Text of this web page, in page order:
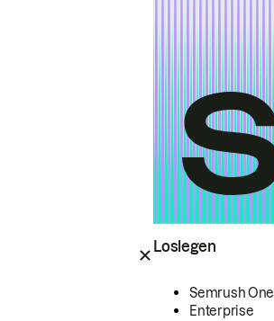
Loslegen
Semrush One
Enterprise